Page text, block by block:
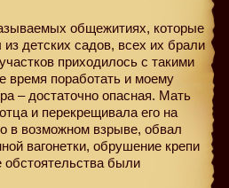
общежитиях, которые
детских садов, всех их брали
приходилось с такими
время поработать и моему
– достаточно опасная. Мать
и перекрещивала его на
в возможном взрыве, обвал
вагонетки, обрушение крепи
были